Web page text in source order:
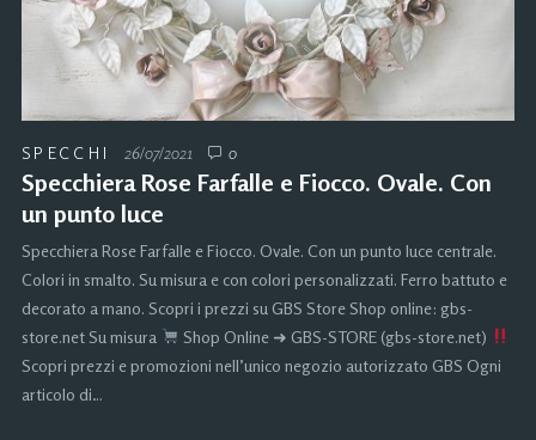
SPECCHI 26/07/2021 0
Specchiera Rose Farfalle e Fiocco. Ovale. Con
un punto luce
Specchiera Rose Farfalle e Fiocco. Ovale. Con un punto luce centrale.
Colori in smalto. Su misura e con colori personalizzati. Ferro battuto e
decorato a mano. Scopri i prezzi su GBS Store Shop online: gbs-
store.net Su misura
Shop Online ➜ GBS-STORE (gbs-store.net)
Scopri prezzi e promozioni nell’unico negozio autorizzato GBS Ogni
articolo di…